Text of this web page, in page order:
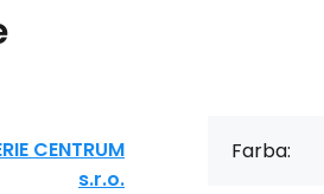
CENTRUM
s.r.o.
Farba: